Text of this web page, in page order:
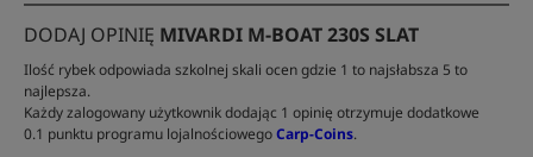
DODAJ OPINIĘ MIVARDI M-BOAT 230S SLAT
Ilość rybek odpowiada szkolnej skali ocen gdzie 1 to najsłabsza 5 to
najlepsza.
Każdy zalogowany użytkownik dodając 1 opinię otrzymuje dodatkowe
0.1 punktu programu lojalnościowegoCarp-Coins.